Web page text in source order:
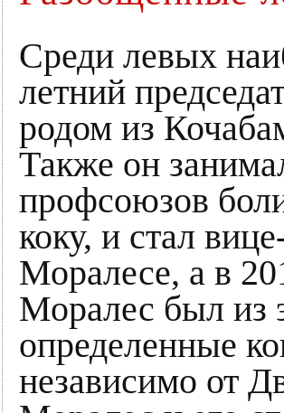
Среди левых
летний
родом из
Также он
профсоюзов
коку, и стал
Моралесе, а в
Моралес был из
определенные
независимо от